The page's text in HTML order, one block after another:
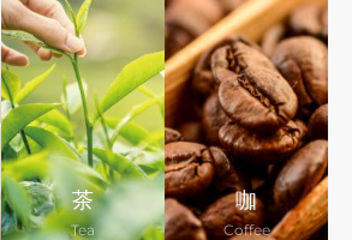
茶
Tea
咖
Coffee